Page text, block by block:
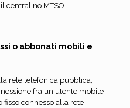
centralino MTSO.
o abbonati mobili e
rete telefonica pubblica,
fra un utente mobile
fisso connesso alla rete